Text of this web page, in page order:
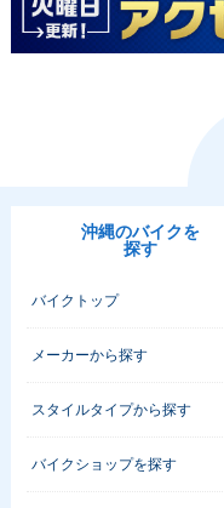
沖縄のバイクを
探す
バイクトップ
メーカーから探す
スタイルタイプから探す
バイクショップを探す